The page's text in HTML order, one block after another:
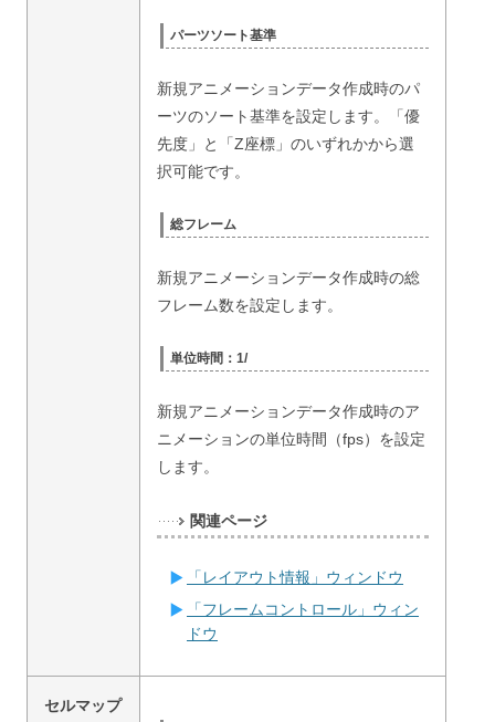
パーツソート基準
新規アニメーションデータ作成時のパ
ーツのソート基準を設定します。「優
先度」と「Z座標」のいずれかから選
択可能です。
総フレーム
新規アニメーションデータ作成時の総
フレーム数を設定します。
単位時間：1/
新規アニメーションデータ作成時のア
ニメーションの単位時間（fps）を設定
します。
関連ページ
「レイアウト情報」ウィンドウ
「フレームコントロール」ウィン
ドウ
セルマップ